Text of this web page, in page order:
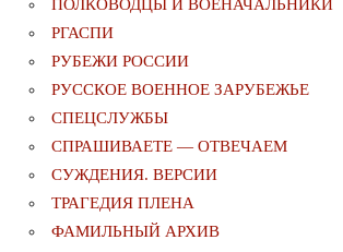
ПОЛКОВОДЦЫ И ВОЕНАЧАЛЬНИКИ
РГАСПИ
РУБЕЖИ РОССИИ
РУССКОЕ ВОЕННОЕ ЗАРУБЕЖЬЕ
СПЕЦСЛУЖБЫ
СПРАШИВАЕТЕ — ОТВЕЧАЕМ
СУЖДЕНИЯ. ВЕРСИИ
ТРАГЕДИЯ ПЛЕНА
ФАМИЛЬНЫЙ АРХИВ